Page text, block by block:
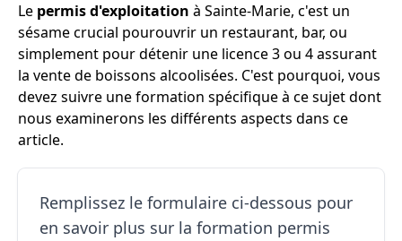
Le permis d'exploitation à Sainte-Marie, c'est un
sésame crucial pourouvrir un restaurant, bar, ou
simplement pour détenir une licence 3 ou 4 assurant
la vente de boissons alcoolisées. C'est pourquoi, vous
devez suivre une formation spécifique à ce sujet dont
nous examinerons les différents aspects dans ce
article.
Remplissez le formulaire ci-dessous pour
en savoir plus sur la formation permis